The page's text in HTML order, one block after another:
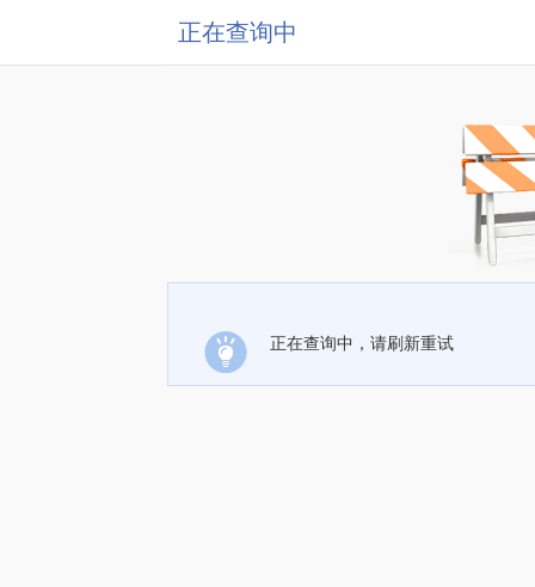
正在查询中
正在查询中，请刷新重试